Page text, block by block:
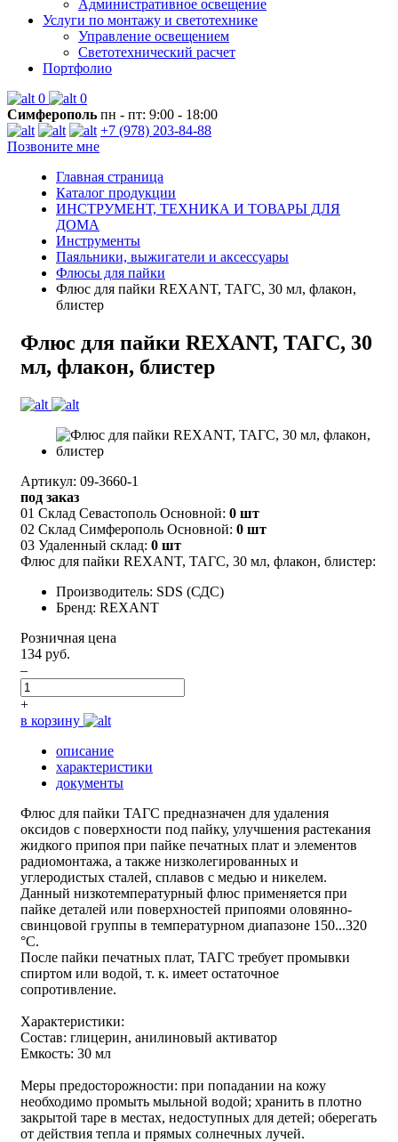
Административное освещение
Услуги по монтажу и светотехнике
Управление освещением
Светотехнический расчет
Портфолио
0
0
Симферополь пн - пт: 9:00 - 18:00
+7 (978) 203-84-88
Позвоните мне
Главная страница
Каталог продукции
ИНСТРУМЕНТ, ТЕХНИКА И ТОВАРЫ ДЛЯ
ДОМА
Инструменты
Паяльники, выжигатели и аксессуары
Флюсы для пайки
Флюс для пайки REXANT, ТАГС, 30 мл, флакон,
блистер
Флюс для пайки REXANT, ТАГС, 30
мл, флакон, блистер
Артикул: 09-3660-1
под заказ
01 Склад Севастополь Основной: 0 шт
02 Склад Симферополь Основной: 0 шт
03 Удаленный склад: 0 шт
Флюс для пайки REXANT, ТАГС, 30 мл, флакон, блистер:
Производитель: SDS (СДС)
Бренд: REXANT
Розничная цена
134 руб.
–
+
в корзину
описание
характеристики
документы
Флюс для пайки ТАГС предназначен для удаления
оксидов с поверхности под пайку, улучшения растекания
жидкого припоя при пайке печатных плат и элементов
радиомонтажа, а также низколегированных и
углеродистых сталей, сплавов с медью и никелем.
Данный низкотемпературный флюс применяется при
пайке деталей или поверхностей припоями оловянно-
свинцовой группы в температурном диапазоне 150...320
°С.
После пайки печатных плат, ТАГС требует промывки
спиртом или водой, т. к. имеет остаточное
сопротивление.
Характеристики:
Состав: глицерин, анилиновый активатор
Емкость: 30 мл
Меры предосторожности: при попадании на кожу
необходимо промыть мыльной водой; хранить в плотно
закрытой таре в местах, недоступных для детей; оберегать
от действия тепла и прямых солнечных лучей.